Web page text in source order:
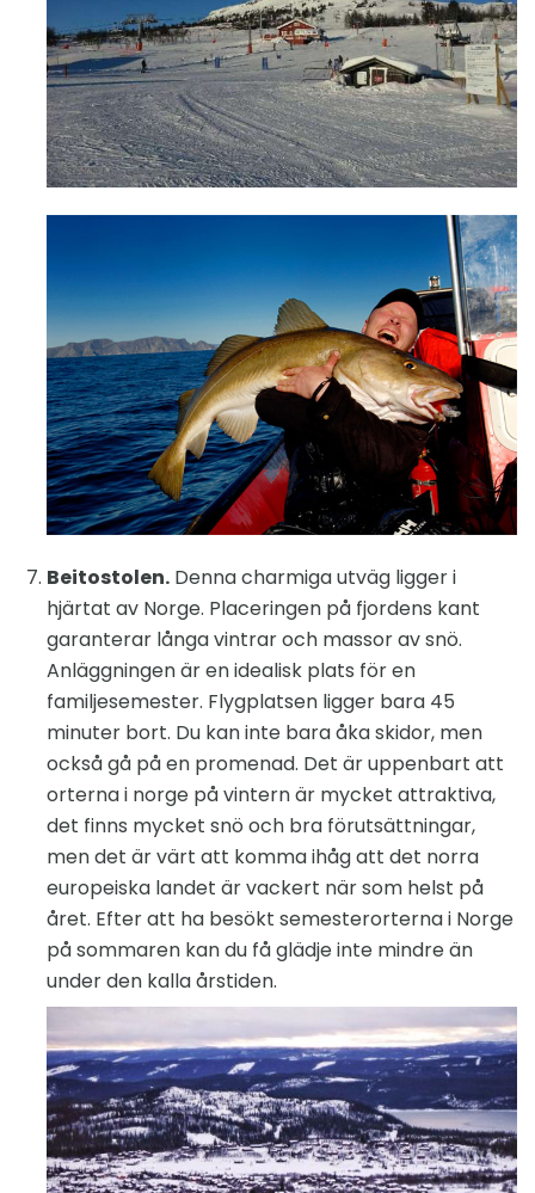
Beitostolen. Denna charmiga utväg ligger i
hjärtat av Norge. Placeringen på fjordens kant
garanterar långa vintrar och massor av snö.
Anläggningen är en idealisk plats för en
familjesemester. Flygplatsen ligger bara 45
minuter bort. Du kan inte bara åka skidor, men
också gå på en promenad. Det är uppenbart att
orterna i norge på vintern är mycket attraktiva,
det finns mycket snö och bra förutsättningar,
men det är värt att komma ihåg att det norra
europeiska landet är vackert när som helst på
året. Efter att ha besökt semesterorterna i Norge
på sommaren kan du få glädje inte mindre än
under den kalla årstiden.